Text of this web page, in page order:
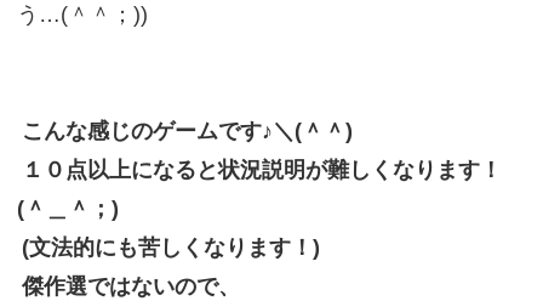
う…(＾＾；))
こんな感じのゲームです♪＼(＾＾)
１０点以上になると状況説明が難しくなります！
(＾＿＾；)
(文法的にも苦しくなります！)
傑作選ではないので、